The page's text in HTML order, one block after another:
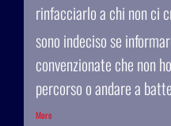
rinfacciarlo a chi non ci
sono indeciso se
convenzionate che non
percorso o andare a
More